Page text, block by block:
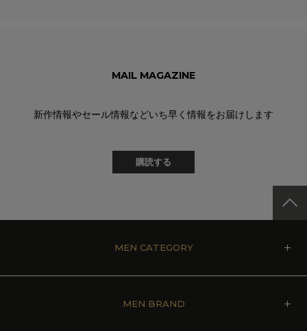
MAIL MAGAZINE
新作情報やセール情報などいち早く情報をお届けします
購読する
MEN CATEGORY
MEN BRAND